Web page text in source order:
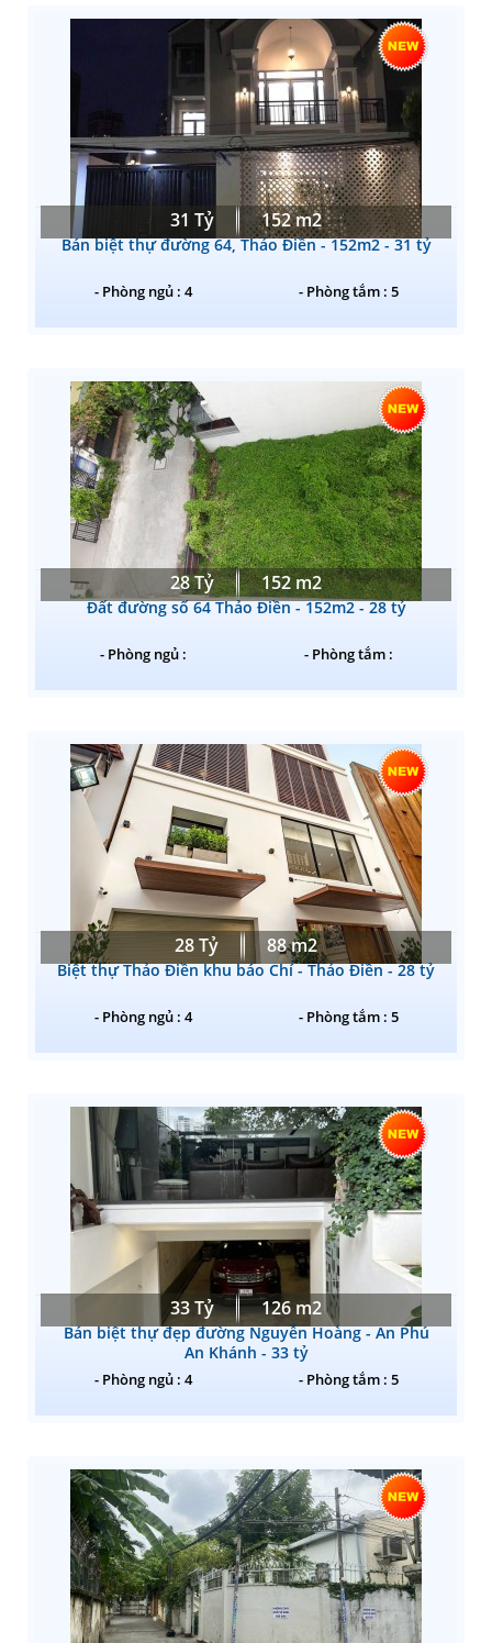
31 Tỷ 152 m2
Bán biệt thự đường 64, Thảo Điền - 152m2 - 31 tỷ
- Phòng ngủ : 4 - Phòng tắm : 5
28 Tỷ 152 m2
Đất đường số 64 Thảo Điền - 152m2 - 28 tỷ
- Phòng ngủ : - Phòng tắm :
28 Tỷ 88 m2
Biệt thự Thảo Điền khu báo Chí - Thảo Điền - 28 tỷ
- Phòng ngủ : 4 - Phòng tắm : 5
33 Tỷ 126 m2
Bán biệt thự đẹp đường Nguyễn Hoàng - An Phú
An Khánh - 33 tỷ
- Phòng ngủ : 4 - Phòng tắm : 5